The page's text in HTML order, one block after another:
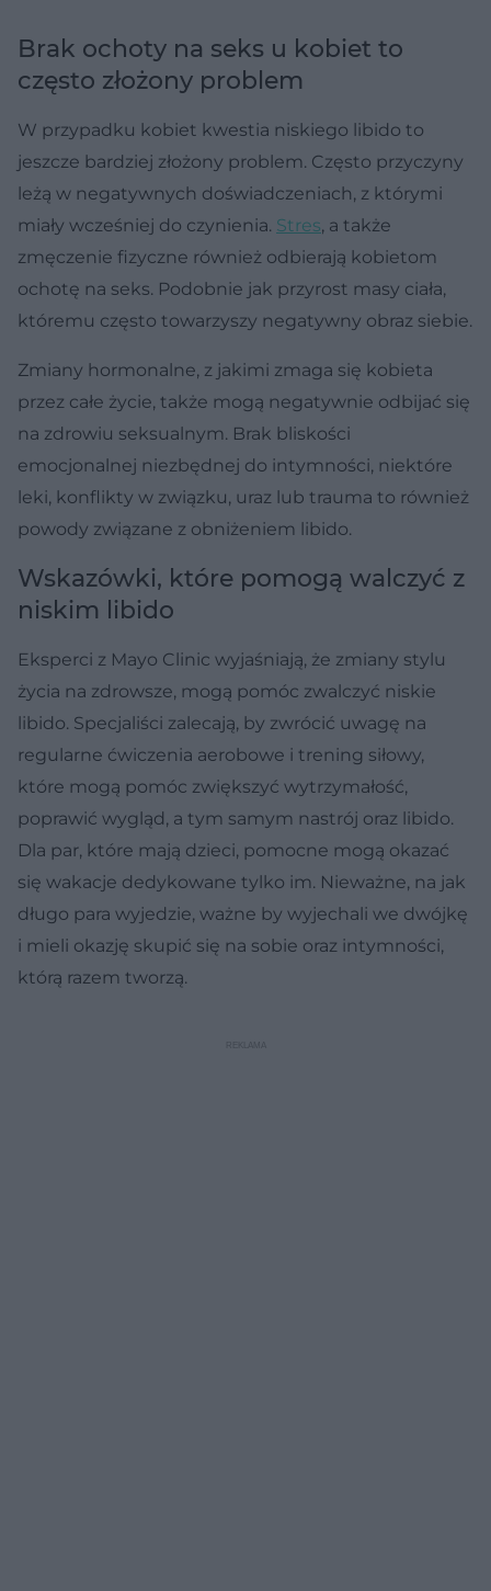
Brak ochoty na seks u kobiet to
często złożony problem
W przypadku kobiet kwestia niskiego libido to
jeszcze bardziej złożony problem. Często przyczyny
leżą w negatywnych doświadczeniach, z którymi
miały wcześniej do czynienia. Stres, a także
zmęczenie fizyczne również odbierają kobietom
ochotę na seks. Podobnie jak przyrost masy ciała,
któremu często towarzyszy negatywny obraz siebie.
Zmiany hormonalne, z jakimi zmaga się kobieta
przez całe życie, także mogą negatywnie odbijać się
na zdrowiu seksualnym. Brak bliskości
emocjonalnej niezbędnej do intymności, niektóre
leki, konflikty w związku, uraz lub trauma to również
powody związane z obniżeniem libido.
Wskazówki, które pomogą walczyć z
niskim libido
Eksperci z Mayo Clinic wyjaśniają, że zmiany stylu
życia na zdrowsze, mogą pomóc zwalczyć niskie
libido. Specjaliści zalecają, by zwrócić uwagę na
regularne ćwiczenia aerobowe i trening siłowy,
które mogą pomóc zwiększyć wytrzymałość,
poprawić wygląd, a tym samym nastrój oraz libido.
Dla par, które mają dzieci, pomocne mogą okazać
się wakacje dedykowane tylko im. Nieważne, na jak
długo para wyjedzie, ważne by wyjechali we dwójkę
i mieli okazję skupić się na sobie oraz intymności,
którą razem tworzą.